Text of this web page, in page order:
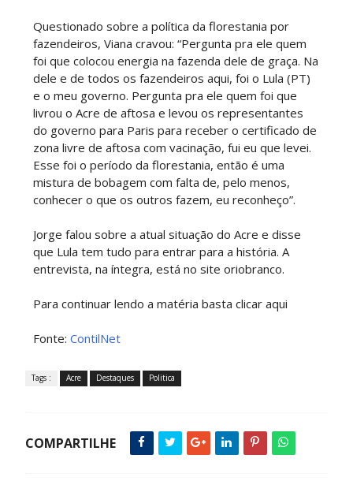
Questionado sobre a política da florestania por
fazendeiros, Viana cravou: “Pergunta pra ele quem
foi que colocou energia na fazenda dele de graça. Na
dele e de todos os fazendeiros aqui, foi o Lula (PT)
e o meu governo. Pergunta pra ele quem foi que
livrou o Acre de aftosa e levou os representantes
do governo para Paris para receber o certificado de
zona livre de aftosa com vacinação, fui eu que levei.
Esse foi o período da florestania, então é uma
mistura de bobagem com falta de, pelo menos,
conhecer o que os outros fazem, eu reconheço”.
Jorge falou sobre a atual situação do Acre e disse
que Lula tem tudo para entrar para a história. A
entrevista, na íntegra, está no site oriobranco.
Para continuar lendo a matéria basta clicar aqui
Fonte: ContilNet
Tags : Acre Destaques Politica
COMPARTILHE